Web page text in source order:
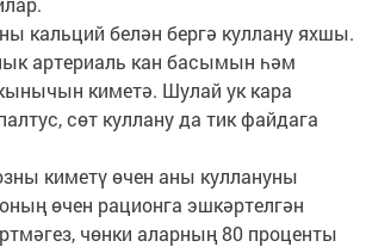
кальций белән бергә куллану яхшы.
артериаль кан басымын һәм
киметә. Шулай ук кара
сөт куллану да тик файдага
киметү өчен аны куллануны
өчен рационга эшкәртелгән
чөнки аларның 80 проценты